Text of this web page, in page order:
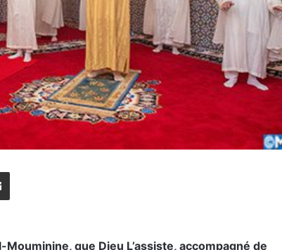
que Dieu L’assiste, accompagné de